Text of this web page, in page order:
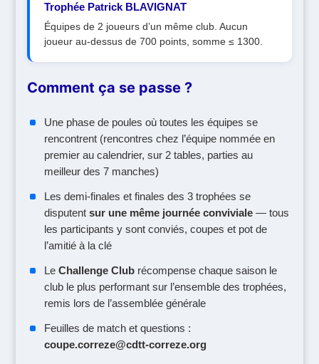
Trophée Patrick BLAVIGNAT
Équipes de 2 joueurs d’un même club. Aucun
joueur au-dessus de 700 points, somme ≤ 1300.
Comment ça se passe ?
Une phase de poules où toutes les équipes se
rencontrent (rencontres chez l’équipe nommée en
premier au calendrier, sur 2 tables, parties au
meilleur des 7 manches)
Les demi-finales et finales des 3 trophées se
disputentsur une même journée conviviale — tous
les participants y sont conviés, coupes et pot de
l’amitié à la clé
LeChallenge Club récompense chaque saison le
club le plus performant sur l’ensemble des trophées,
remis lors de l’assemblée générale
Feuilles de match et questions :
coupe.correze@cdtt-correze.org